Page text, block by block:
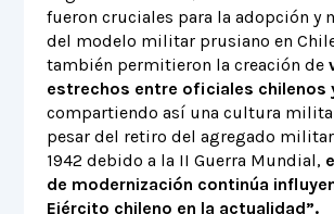
fueron cruciales para la adopción y
del modelo militar prusiano en
también permitieron la creación de
estrechos entre oficiales chilenos
compartiendo así una cultura
pesar del retiro del agregado
1942 debido a la II Guerra Mundial,
de modernización continúa
Ejército chileno en la actualidad”.